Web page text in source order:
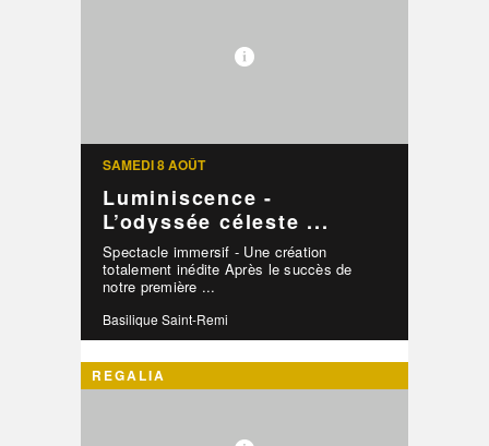
SAMEDI 8 AOÛT
Luminiscence -
L’odyssée céleste ...
Spectacle immersif - Une création
totalement inédite Après le succès de
notre première ...
Basilique Saint-Remi
REGALIA